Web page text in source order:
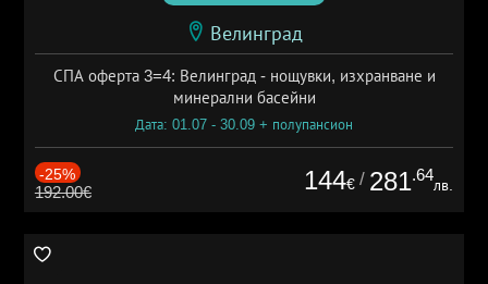
Велинград
СПА оферта 3=4: Велинград - нощувки, изхранване и
минерални басейни
Дата: 01.07 - 30.09 + полупансион
-25%
192.00€ 144€ / 281.64
лв.